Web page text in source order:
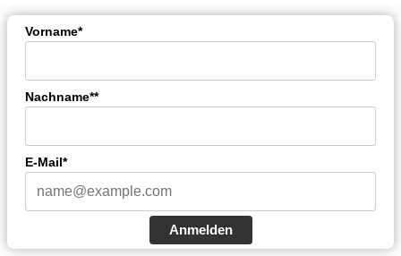
Vorname*
Nachname**
E-Mail*
Anmelden